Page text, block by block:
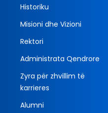
Historiku
Misioni dhe Vizioni
Rektori
Administrata Qendrore
Zyra për zhvillim të
karrieres
Alumni